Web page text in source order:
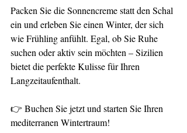
Packen Sie die Sonnencreme statt den Schal
ein und erleben Sie einen Winter, der sich
wie Frühling anfühlt. Egal, ob Sie Ruhe
suchen oder aktiv sein möchten – Sizilien
bietet die perfekte Kulisse für Ihren
Langzeitaufenthalt.
👉 Buchen Sie jetzt und starten Sie Ihren
mediterranen Wintertraum!